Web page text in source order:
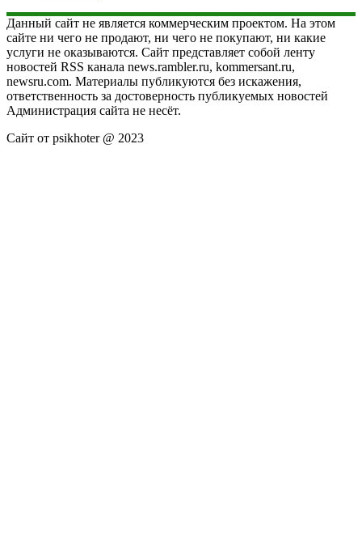
Данный сайт не является коммерческим проектом. На этом
сайте ни чего не продают, ни чего не покупают, ни какие
услуги не оказываются. Сайт представляет собой ленту
новостей RSS канала news.rambler.ru, kommersant.ru,
newsru.com. Материалы публикуются без искажения,
ответственность за достоверность публикуемых новостей
Администрация сайта не несёт.
Сайт от psikhoter @ 2023